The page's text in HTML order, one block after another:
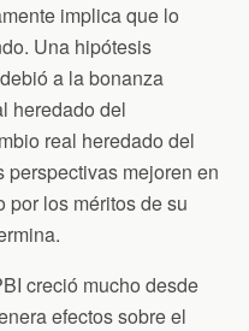
implica que lo
Una hipótesis
a la bonanza
heredado del
real heredado del
mejoren en
por los méritos de su
creció mucho desde
efectos sobre el